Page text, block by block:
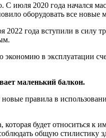
С июля 2020 года начался
оборудовать все
2022 года вступили в
экономию в эксплуатации
маленький балкон.
правила в
будет относиться к
общую стилистику